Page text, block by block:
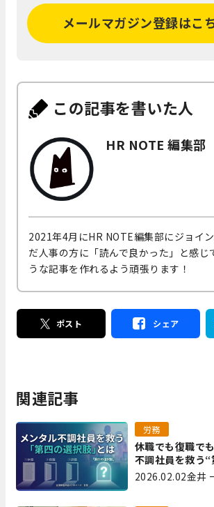
メールマガジン登録はこ
この記事を書いた人
HR NOTE 編集部
2021年4月にHR NOTE編集部にジョイ
だ人事の方に「読んで良かった」と感じ
うな記事を作れるよう頑張ります！
ポスト シェア
関連記事
休職でも復職で
不調社員を救う
は｜全国障害年
労務
2026.02.02金井